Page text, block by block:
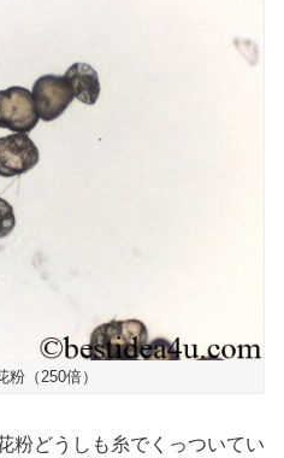
粉（250倍）
粉どうしも糸でくっついてい